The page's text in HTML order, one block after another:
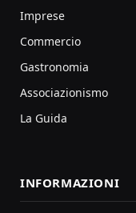
Imprese
Commercio
Gastronomia
Associazionismo
La Guida
INFORMAZIONI